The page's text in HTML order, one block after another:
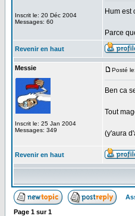
Inscrit le: 20 Déc 2004
Messages: 60
Hum est
Parce
Revenir en haut
Messie
Inscrit le: 25 Jan 2004
Messages: 349
Posté
Ben ca
Tout
(y'aura
Revenir en haut
Page 1 sur1